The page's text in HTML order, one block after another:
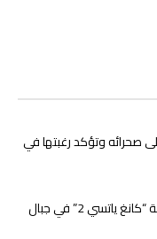
صحرائه وتؤكد رغبتها في
يوسف التازي يحقق إنجازًا تاريخيًا ببلوغ قمة “كانغ ياتسي 2” في جبال